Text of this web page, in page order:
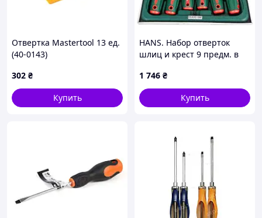
Отвертка Mastertool 13 ед.
(40-0143)
302 ₴
Купить
HANS. Набор отверток
шлиц и крест 9 предм. в
1 746 ₴
Купить